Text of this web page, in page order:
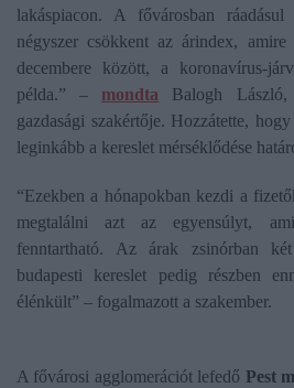
lakáspiacon. A fővárosban
négyszer csökkent az árindex,
decembere között, a koronavírus-
példa.” – mondta Balogh László,
gazdasági szakértője. Hozzátette,
leginkább a kereslet mérséklődése
“Ezekben a hónapokban kezdi a
megtalálni azt az egyensúlyt,
fenntartható. Az árak zsinórban
budapesti kereslet pedig részben
élénkült” – fogalmazott a szakember.
A fővárosi agglomerációt lefedő Pest